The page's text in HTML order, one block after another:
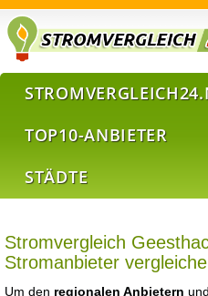
TOP10-ANBIETER
STÄDTE
Stromvergleich
Stromanbieter
Um den regionalen Anbietern